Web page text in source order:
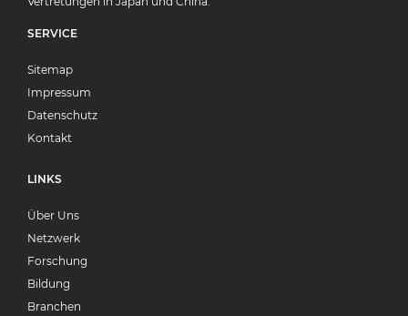
SERVICE
Sitemap
Impressum
Datenschutz
Kontakt
LINKS
Über Uns
Netzwerk
Forschung
Bildung
Branchen